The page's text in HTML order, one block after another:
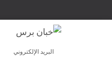
البريد الإلكتروني